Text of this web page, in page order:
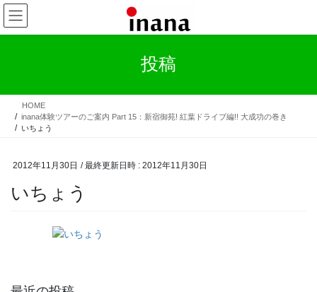
コ
ン
テ
ス
ナ
ビ
ゲ
ン
投稿
HOME
inana体験ツアーのご案内 Part 15：新宿御苑! 紅葉ドライブ編!! 大成功の巻き
いちょう
2012年11月30日 / 最終更新日時 : 2012年11月30日
いちょう